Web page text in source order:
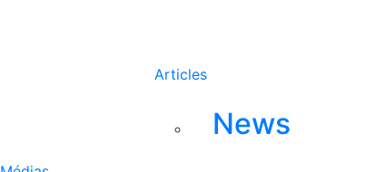
Articles
News